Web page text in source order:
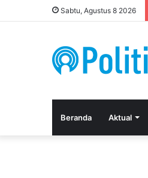
Sabtu, Agustus 8 2026
Beranda Aktual